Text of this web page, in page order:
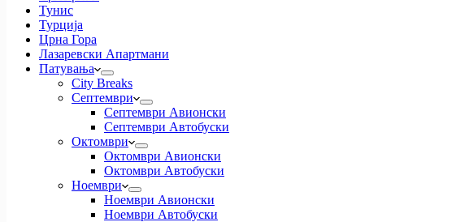
Тунис
Турција
Црна Гора
Лазаревски Апартмани
Патувања
City Breaks
Септември
Септември Авионски
Септември Автобуски
Октомври
Октомври Авионски
Октомври Автобуски
Ноември
Ноември Авионски
Ноември Автобуски